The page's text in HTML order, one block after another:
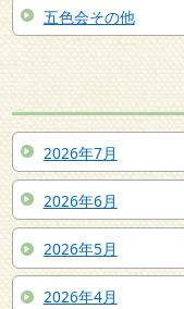
五色会その他
2026年7月
2026年6月
2026年5月
2026年4月